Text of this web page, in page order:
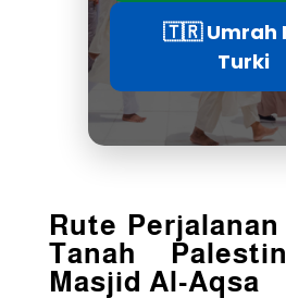
🇹🇷 Umrah
Turki
Rute
Tanah
Masjid Al-Aqsa